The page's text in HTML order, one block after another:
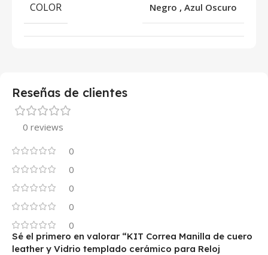
COLOR Negro , Azul Oscuro
Reseñas de clientes
0 reviews
0
0
0
0
0
Sé el primero en valorar “KIT Correa Manilla de cuero
leather y Vidrio templado cerámico para Reloj